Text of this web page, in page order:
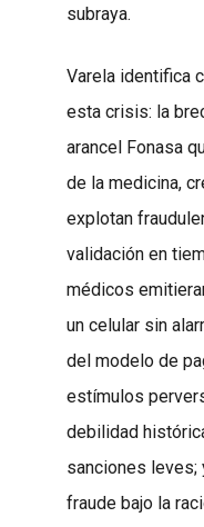
subraya.
Varela identifica
esta crisis: la
arancel Fonasa
de la medicina,
explotan
validación en
médicos
un celular sin
del modelo de
estímulos
debilidad
sanciones leves;
fraude bajo la